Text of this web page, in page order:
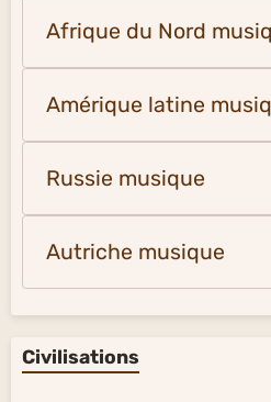
Afrique du Nord
Amérique latine
Russie musique
Autriche musique
Civilisations